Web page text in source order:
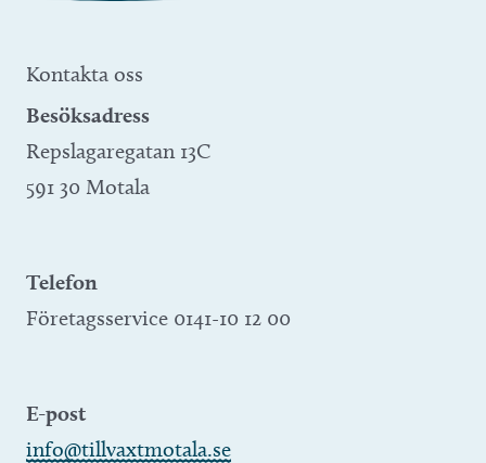
Kontakta oss
Besöksadress
Repslagaregatan 13C
591 30 Motala
Telefon
Företagsservice 0141-10 12 00
E-post
info@tillvaxtmotala.se